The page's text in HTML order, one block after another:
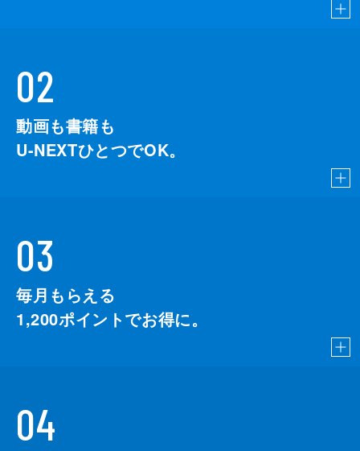
02
動画も書籍も
U-NEXTひとつでOK。
03
毎月もらえる
1,200ポイントでお得に。
04